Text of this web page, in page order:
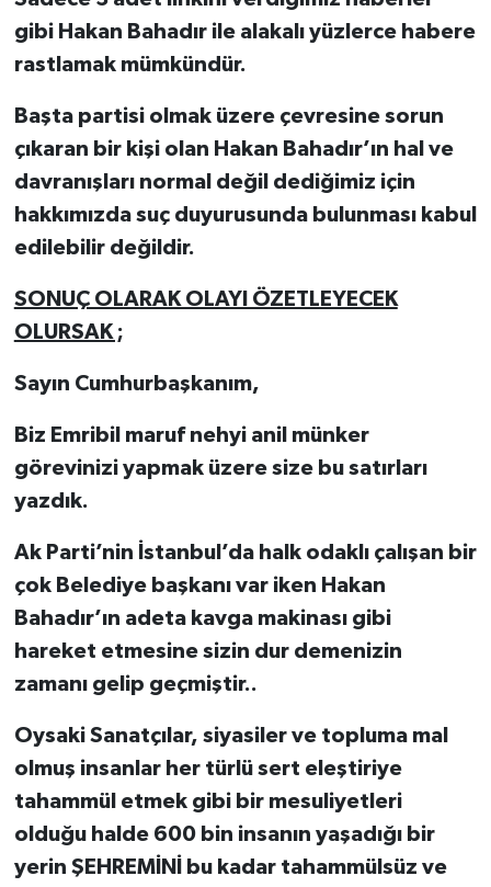
gibi Hakan Bahadır ile alakalı yüzlerce habere
rastlamak mümkündür.
Başta partisi olmak üzere çevresine sorun
çıkaran bir kişi olan Hakan Bahadır’ın hal ve
davranışları normal değil dediğimiz için
hakkımızda suç duyurusunda bulunması kabul
edilebilir değildir.
SONUÇ OLARAK OLAYI ÖZETLEYECEK
OLURSAK ;
Sayın Cumhurbaşkanım,
Biz Emribil maruf nehyi anil münker
görevinizi yapmak üzere size bu satırları
yazdık.
Ak Parti’nin İstanbul’da halk odaklı çalışan bir
çok Belediye başkanı var iken Hakan
Bahadır’ın adeta kavga makinası gibi
hareket etmesine sizin dur demenizin
zamanı gelip geçmiştir..
Oysaki Sanatçılar, siyasiler ve topluma mal
olmuş insanlar her türlü sert eleştiriye
tahammül etmek gibi bir mesuliyetleri
olduğu halde 600 bin insanın yaşadığı bir
yerin ŞEHREMİNİ bu kadar tahammülsüz ve